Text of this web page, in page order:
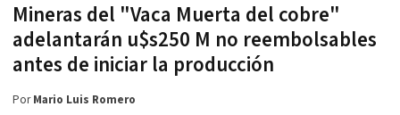
Mineras del "Vaca Muerta del cobre"
adelantarán u$s250 M no reembolsables
antes de iniciar la producción
PorMario Luis Romero